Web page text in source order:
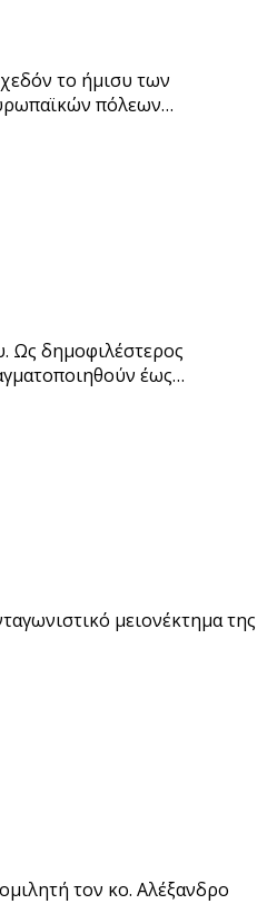
το ήμισυ των
πόλεων…
Ως δημοφιλέστερος
έως…
μειονέκτημα της
τον κο. Αλέξανδρο